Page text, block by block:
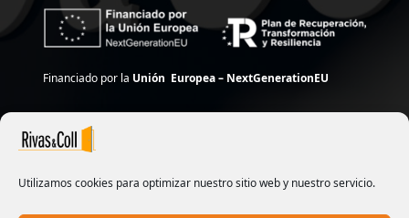
Utilizamos cookies para optimizar nuestro sitio web y nuestro servicio.
Financiado por la Unión Europea – NextGenerationEU